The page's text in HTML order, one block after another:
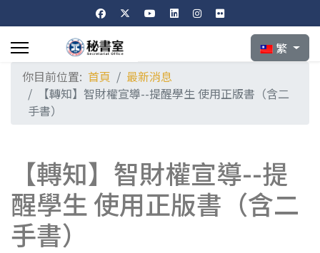
選擇你的語言
繁
你目前位置: 首頁
最新消息
【轉知】智財權宣導--提醒學生 使用正版書（含二
手書）
【轉知】智財權宣導--提
醒學生 使用正版書（含二
手書）